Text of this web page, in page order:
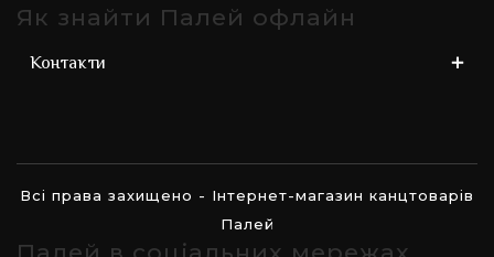
Як знайти Палей офлайн
Контакти
Всі права захищено - Інтернет-магазин канцтоварів
Палей